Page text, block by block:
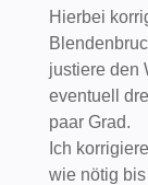
Hierbei
justiere den
eventuell
paar Grad.
Ich
wie nötig